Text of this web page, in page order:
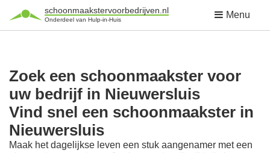
schoonmaakstervoorbedrijven.nl
Onderdeel van Hulp-in-Huis Menu
Zoek een schoonmaakster voor
uw bedrijf in Nieuwersluis
Vind snel een schoonmaakster in
Nieuwersluis
Maak het dagelijkse leven een stuk aangenamer met een